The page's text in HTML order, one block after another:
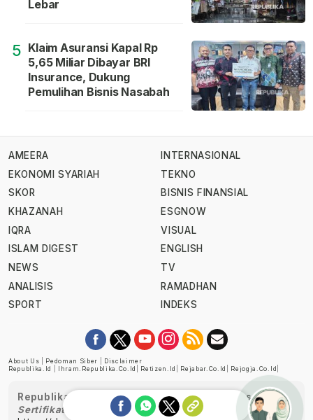
Lebar
5 Klaim Asuransi Kapal Rp
5,65 Miliar Dibayar BRI
Insurance, Dukung
Pemulihan Bisnis Nasabah
AMEERA
EKONOMI SYARIAH
SKOR
KHAZANAH
IQRA
ISLAM DIGEST
NEWS
ANALISIS
SPORT
INTERNASIONAL
TEKNO
BISNIS FINANSIAL
ESGNOW
VISUAL
ENGLISH
TV
RAMADHAN
INDEKS
About Us Pedoman Siber
Disclaimer
Republika.id
Ihram.republika.co.id Retizen.id Rejabar.co.id Rejogja.co.id
Republika telah diverifikasi oleh Dewan Pers
Sertifikat Nomor 1058/DP-Verifikasi/K/XII/2022